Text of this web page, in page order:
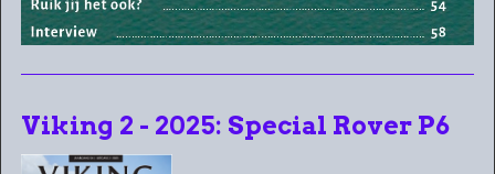
Viking 2 - 2025: Special Rover P6